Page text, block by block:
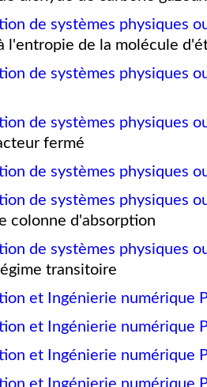
de systèmes physiques
l'entropie de la molécule
de systèmes physiques
de systèmes physiques
fermé
de systèmes physiques
de systèmes physiques
colonne d'absorption
de systèmes physiques
transitoire
et Ingénierie numérique
et Ingénierie numérique
et Ingénierie numérique
et Ingénierie numérique